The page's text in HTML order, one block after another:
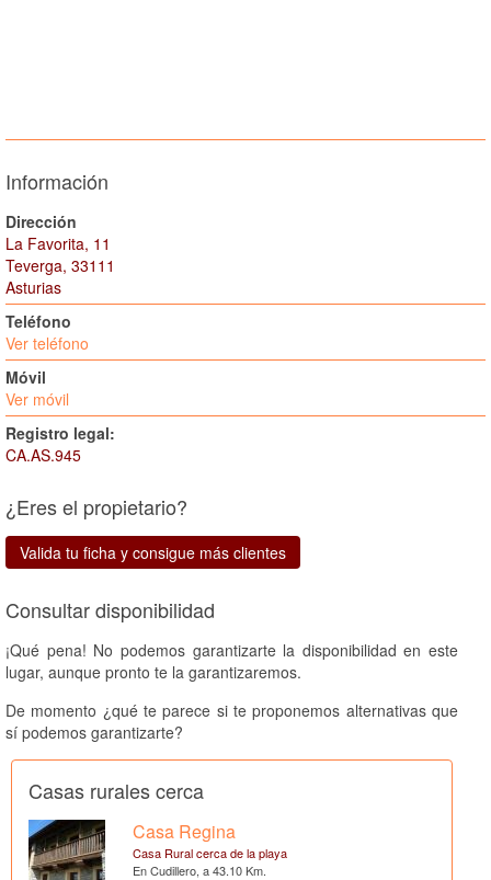
Información
Dirección
La Favorita, 11
Teverga, 33111
Asturias
Teléfono
Ver teléfono
Móvil
Ver móvil
Registro legal:
CA.AS.945
¿Eres el propietario?
Valida tu ficha y consigue más clientes
Consultar disponibilidad
¡Qué pena! No podemos garantizarte la disponibilidad en este
lugar, aunque pronto te la garantizaremos.
De momento ¿qué te parece si te proponemos alternativas que
sí podemos garantizarte?
Casas rurales cerca
Casa Regina
Casa Rural cerca de la playa
En Cudillero, a 43.10 Km.